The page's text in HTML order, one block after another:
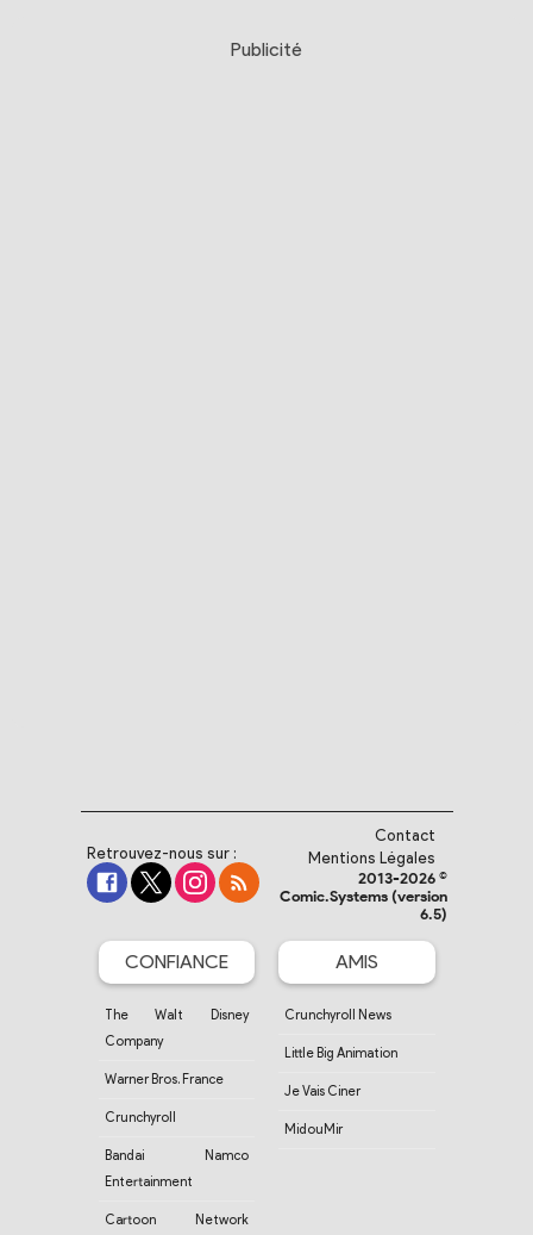
Publicité
Retrouvez-nous sur :
Contact
Mentions Légales
2013-2026 ©
Comic.Systems (version
6.5)
CONFIANCE
The Walt Disney
Company
Warner Bros. France
Crunchyroll
Bandai Namco
Entertainment
Cartoon Network
AMIS
Crunchyroll News
Little Big Animation
Je Vais Ciner
MidouMir